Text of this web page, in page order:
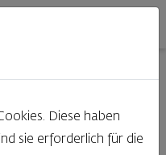
Diese haben
sie erforderlich für die